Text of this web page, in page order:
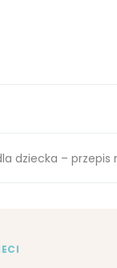
dziecka – przepis